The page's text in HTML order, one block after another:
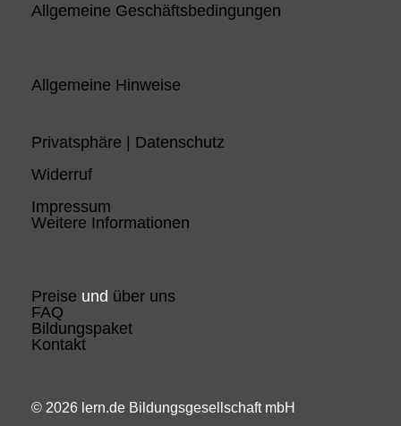
Allgemeine Geschäftsbedingungen
Allgemeine Hinweise
Privatsphäre | Datenschutz
Widerruf
Impressum
Weitere Informationen
Preise und über uns
FAQ
Bildungspaket
Kontakt
© 2026 lern.de Bildungsgesellschaft mbH